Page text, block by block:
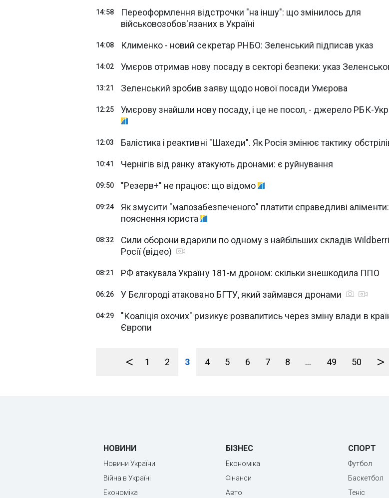
14:58
Переоформлення відстрочки "на іншу": що змінилось для
військовозобов'язаних в Україні
14:08 Клименко - новий секретар РНБО: Зеленський підписав указ
14:02 Умєров отримав нову посаду в секторі безпеки: указ
13:21 Зеленський зробив заяву щодо нової посади Умєрова
12:25 Умєрову знайшли нову посаду, і це не посол, - джерело РБК-
12:03 Балістика і реактивні "Шахеди". Як Росія змінює тактику
10:41 Чернігів від ранку атакують дронами: є руйнування
09:50 "Резерв+" не працює: що відомо
09:24
Як змусити "малозабезпеченого" платити справедливі аліменти:
пояснення юриста
08:32
Сили оборони вдарили по одному з найбільших складів
Росії (відео)
08:21 РФ атакувала Україну 181-м дроном: скільки знешкодила ППО
06:26 У Бєлгороді атаковано БГТУ, який займався дронами
04:29
"Коаліція охочих" ризикує розвалитись через зміну влади в
Європи
< 1 2 3 4 5 6 7 8 ... 49 50 >
НОВИНИ
Новини України
Війна в Україні
Економіка
БІЗНЕС
Економіка
Фінанси
Авто
СПОРТ
Футбол
Баскетбол
Теніс